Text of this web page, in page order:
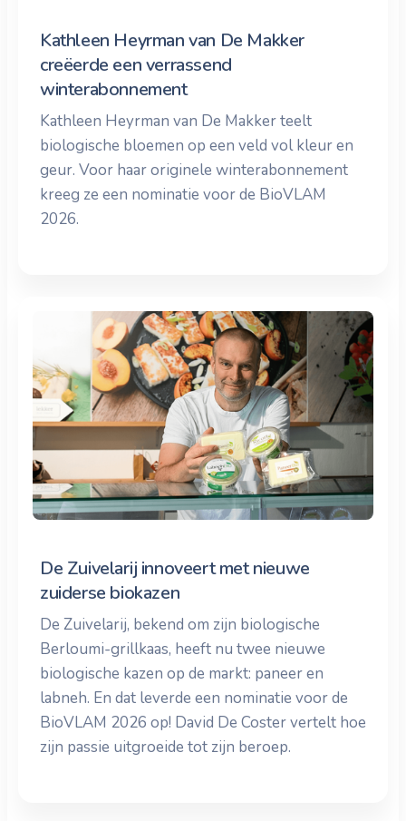
Kathleen Heyrman van De Makker
creëerde een verrassend
winterabonnement
Kathleen Heyrman van De Makker teelt
biologische bloemen op een veld vol kleur en
geur. Voor haar originele winterabonnement
kreeg ze een nominatie voor de BioVLAM
2026.
De Zuivelarij innoveert met nieuwe
zuiderse biokazen
De Zuivelarij, bekend om zijn biologische
Berloumi-grillkaas, heeft nu twee nieuwe
biologische kazen op de markt: paneer en
labneh. En dat leverde een nominatie voor de
BioVLAM 2026 op! David De Coster vertelt hoe
zijn passie uitgroeide tot zijn beroep.